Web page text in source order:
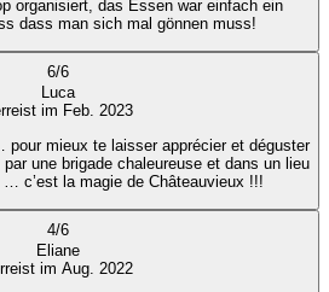
organisiert, das Essen war einfach ein
dass man sich mal gönnen muss!
6/6
Luca
im Feb. 2023
pour mieux te laisser apprécier et déguster
une brigade chaleureuse et dans un lieu
c’est la magie de Châteauvieux !!!
4/6
Eliane
im Aug. 2022